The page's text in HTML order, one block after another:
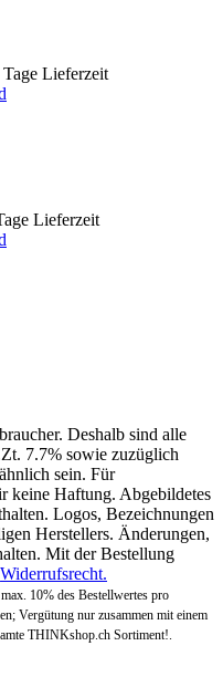
Deshalb sind alle
7.7% sowie zuzüglich
sein. Für
keine Haftung. Abgebildetes
Logos, Bezeichnungen
Herstellers. Änderungen,
Mit der Bestellung
Widerrufsrecht.
10% des Bestellwertes pro
Vergütung nur zusammen mit einem
THINKshop.ch Sortiment!.